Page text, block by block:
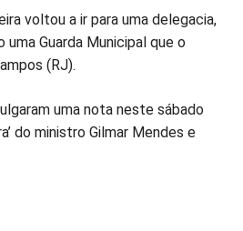
voltou a ir para uma delegacia,
Guarda Municipal que o
(RJ).
uma nota neste sábado
do ministro Gilmar Mendes e